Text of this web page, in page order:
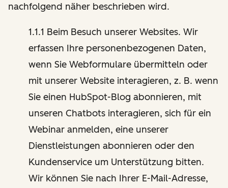
nachfolgend näher beschrieben wird.
1.1.1 Beim Besuch unserer Websites. Wir
erfassen Ihre personenbezogenen Daten,
wenn Sie Webformulare übermitteln oder
mit unserer Website interagieren, z. B. wenn
Sie einen HubSpot-Blog abonnieren, mit
unseren Chatbots interagieren, sich für ein
Webinar anmelden, eine unserer
Dienstleistungen abonnieren oder den
Kundenservice um Unterstützung bitten.
Wir können Sie nach Ihrer E-Mail-Adresse,